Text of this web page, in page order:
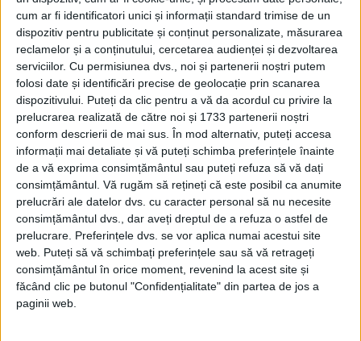
cum ar fi identificatori unici și informații standard trimise de un
dispozitiv pentru publicitate și conținut personalizate, măsurarea
reclamelor și a conținutului, cercetarea audienței și dezvoltarea
serviciilor. Cu permisiunea dvs., noi și partenerii noștri putem
folosi date și identificări precise de geolocație prin scanarea
dispozitivului. Puteți da clic pentru a vă da acordul cu privire la
prelucrarea realizată de către noi și 1733 partenerii noștri
conform descrierii de mai sus. În mod alternativ, puteți accesa
informații mai detaliate și vă puteți schimba preferințele înainte
de a vă exprima consimțământul sau puteți refuza să vă dați
consimțământul. Vă rugăm să rețineți că este posibil ca anumite
prelucrări ale datelor dvs. cu caracter personal să nu necesite
consimțământul dvs., dar aveți dreptul de a refuza o astfel de
prelucrare. Preferințele dvs. se vor aplica numai acestui site
web. Puteți să vă schimbați preferințele sau să vă retrageți
consimțământul în orice moment, revenind la acest site și
făcând clic pe butonul "Confidențialitate" din partea de jos a
paginii web.
trăiesc 41,9 milioane de afro-americani,
ceea ce ar însemna că fiecare ar urma să
primească în jur de 333.400 de dolari,
potrivit planului lui Johnson.
Diferența de avere dintre albii și afro-
americanii din SUAeste pusă pe seama
mai multor factori ca de exemplu nivelurile
diferite de educație și salarizare, dar și
prejudecăților conștiente și inconștiente.